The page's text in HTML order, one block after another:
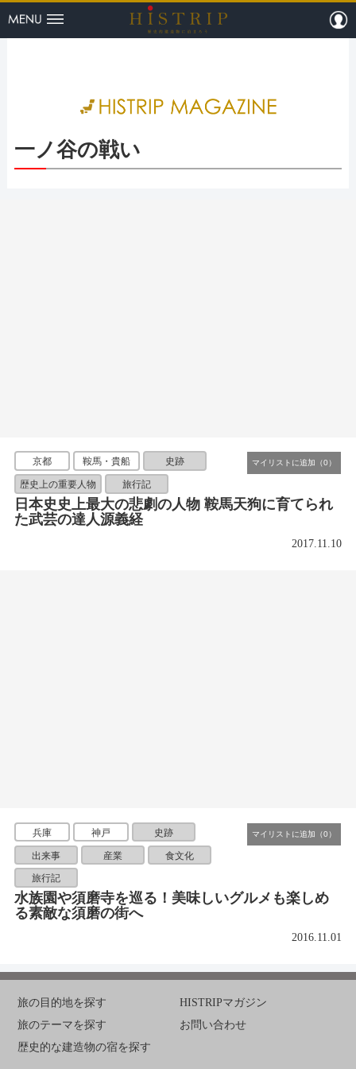
HISTRIP（
一ノ谷の戦い
京都 鞍馬・貴船 史跡
歴史上の重要人物 旅行記
日本史史上最大の悲劇の人物 鞍馬天狗に育てられ
た武芸の達人源義経
2017.11.10
兵庫 神戸 史跡
出来事 産業 食文化
旅行記
水族園や須磨寺を巡る！美味しいグルメも楽しめ
る素敵な須磨の街へ
2016.11.01
旅の目的地を探す
旅のテーマを探す
歴史的な建造物の宿を探す
HISTRIPマガジン
お問い合わせ